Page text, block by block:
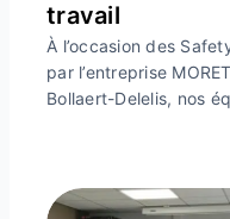
travail
À l’occasion des
par l’entreprise
Bollaert-Delelis, nos